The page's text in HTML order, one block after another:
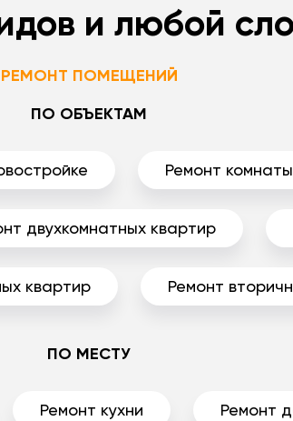
и любой
РЕМОНТ ПОМЕЩЕНИЙ
ПО ОБЪЕКТАМ
Ремонт комнаты
двухкомнатных квартир
квартир Ремонт
ПО МЕСТУ
Ремонт кухни Ремонт